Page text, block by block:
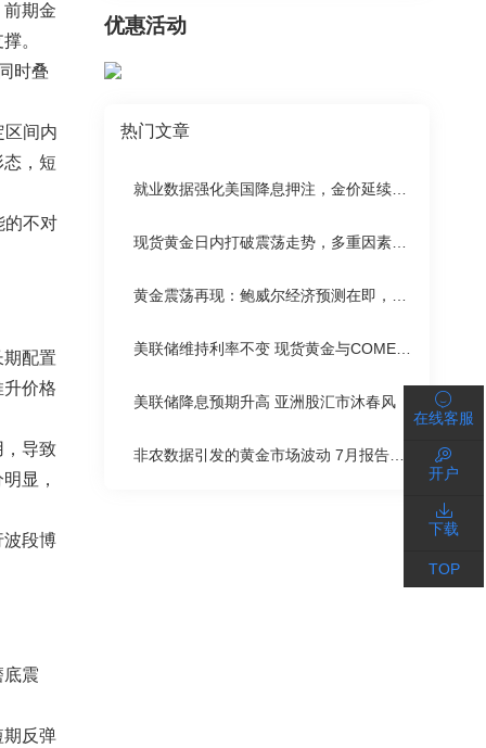
期金
。
时叠
区间内
，短
的不对
配置
价格
，导致
显，
波段博
震
期反弹
优惠活动
热门文章
美联储降息预期升高 亚洲股汇市沐春风
在线客服
开户
下载
TOP